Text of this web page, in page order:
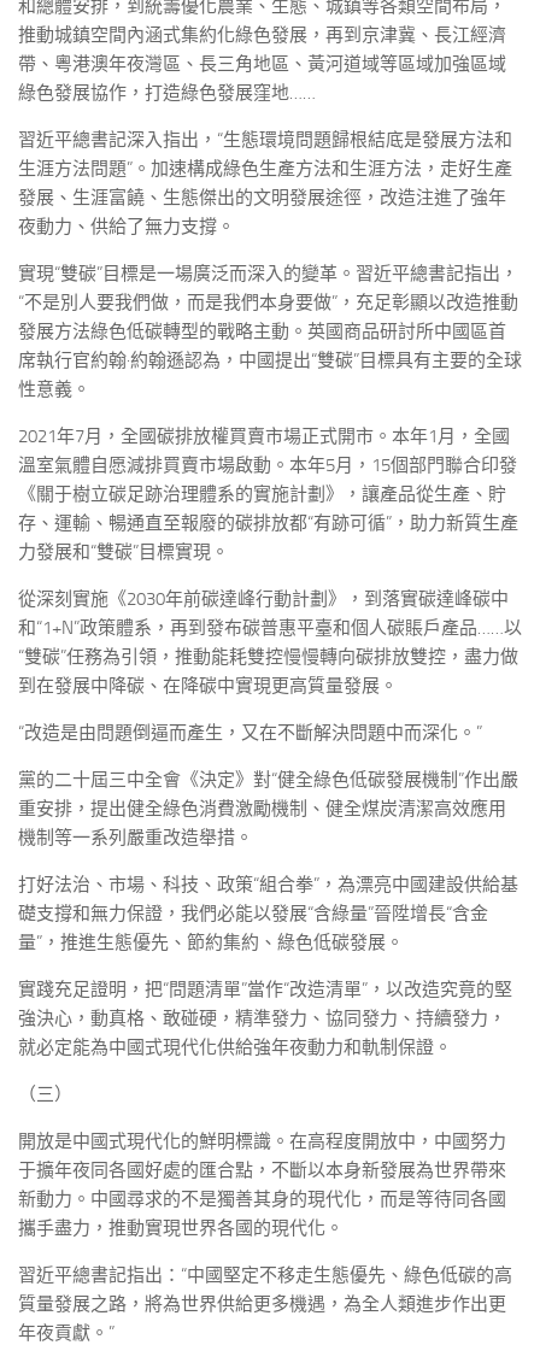
和總體安排，到統籌優化農業、生態、城鎮等各類空間布局，
推動城鎮空間內涵式集約化綠色發展，再到京津冀、長江經濟
帶、粵港澳年夜灣區、長三角地區、黃河道域等區域加強區域
綠色發展協作，打造綠色發展窪地……
習近平總書記深入指出，“生態環境問題歸根結底是發展方法和
生涯方法問題”。加速構成綠色生產方法和生涯方法，走好生產
發展、生涯富饒、生態傑出的文明發展途徑，改造注進了強年
夜動力、供給了無力支撐。
實現“雙碳”目標是一場廣泛而深入的變革。習近平總書記指出，
“不是別人要我們做，而是我們本身要做”，充足彰顯以改造推動
發展方法綠色低碳轉型的戰略主動。英國商品研討所中國區首
席執行官約翰·約翰遜認為，中國提出“雙碳”目標具有主要的全球
性意義。
2021年7月，全國碳排放權買賣市場正式開市。本年1月，全國
溫室氣體自愿減排買賣市場啟動。本年5月，15個部門聯合印發
《關于樹立碳足跡治理體系的實施計劃》，讓產品從生產、貯
存、運輸、暢通直至報廢的碳排放都“有跡可循”，助力新質生產
力發展和“雙碳”目標實現。
從深刻實施《2030年前碳達峰行動計劃》，到落實碳達峰碳中
和“1+N”政策體系，再到發布碳普惠平臺和個人碳賬戶產品……以
“雙碳”任務為引領，推動能耗雙控慢慢轉向碳排放雙控，盡力做
到在發展中降碳、在降碳中實現更高質量發展。
“改造是由問題倒逼而產生，又在不斷解決問題中而深化。”
黨的二十屆三中全會《決定》對“健全綠色低碳發展機制”作出嚴
重安排，提出健全綠色消費激勵機制、健全煤炭清潔高效應用
機制等一系列嚴重改造舉措。
打好法治、市場、科技、政策“組合拳”，為漂亮中國建設供給基
礎支撐和無力保證，我們必能以發展“含綠量”晉陞增長“含金
量”，推進生態優先、節約集約、綠色低碳發展。
實踐充足證明，把“問題清單”當作“改造清單”，以改造究竟的堅
強決心，動真格、敢碰硬，精準發力、協同發力、持續發力，
就必定能為中國式現代化供給強年夜動力和軌制保證。
（三）
開放是中國式現代化的鮮明標識。在高程度開放中，中國努力
于擴年夜同各國好處的匯合點，不斷以本身新發展為世界帶來
新動力。中國尋求的不是獨善其身的現代化，而是等待同各國
攜手盡力，推動實現世界各國的現代化。
習近平總書記指出：“中國堅定不移走生態優先、綠色低碳的高
質量發展之路，將為世界供給更多機遇，為全人類進步作出更
年夜貢獻。”